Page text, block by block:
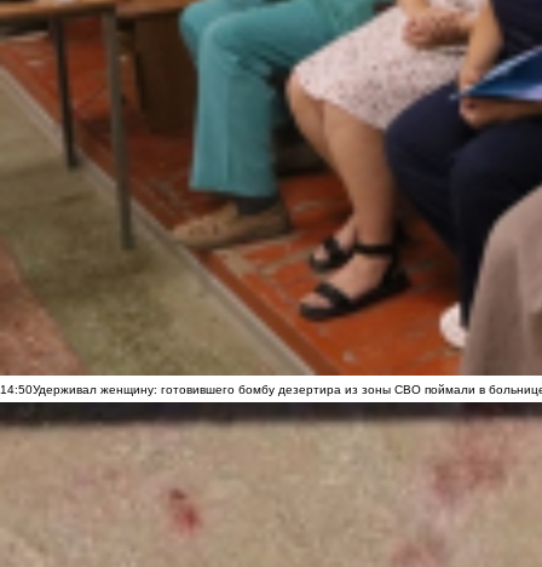
14:50Удерживал женщину: готовившего бомбу дезертира из зоны СВО поймали в